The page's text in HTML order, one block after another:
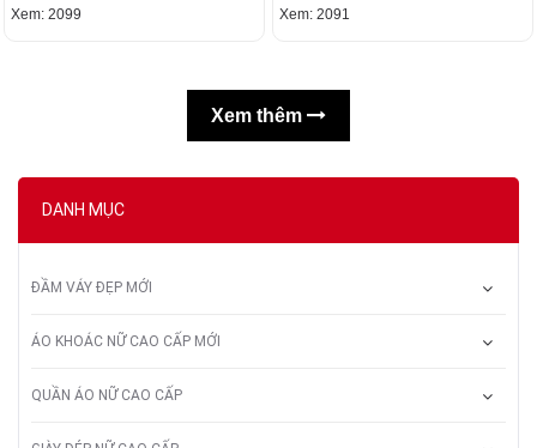
DANH MỤC
ĐẦM VÁY ĐẸP MỚI
ÁO KHOÁC NỮ CAO CẤP MỚI
QUẦN ÁO NỮ CAO CẤP
Xem: 2099 Xem: 2091
Xem thêm